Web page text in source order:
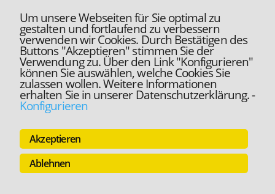
Um unsere Webseiten für Sie optimal zu
gestalten und fortlaufend zu verbessern
verwenden wir Cookies. Durch Bestätigen des
Buttons "Akzeptieren" stimmen Sie der
Verwendung zu. Über den Link "Konfigurieren"
können Sie auswählen, welche Cookies Sie
zulassen wollen. Weitere Informationen
erhalten Sie in unserer Datenschutzerklärung.-
Konfigurieren
Akzeptieren
Ablehnen